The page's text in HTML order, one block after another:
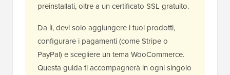
preinstallati, oltre a un certificato SSL gratuito.
Da lì, devi solo aggiungere i tuoi prodotti,
configurare i pagamenti (come Stripe o
PayPal) e scegliere un tema WooCommerce.
Questa guida ti accompagnerà in ogni singolo